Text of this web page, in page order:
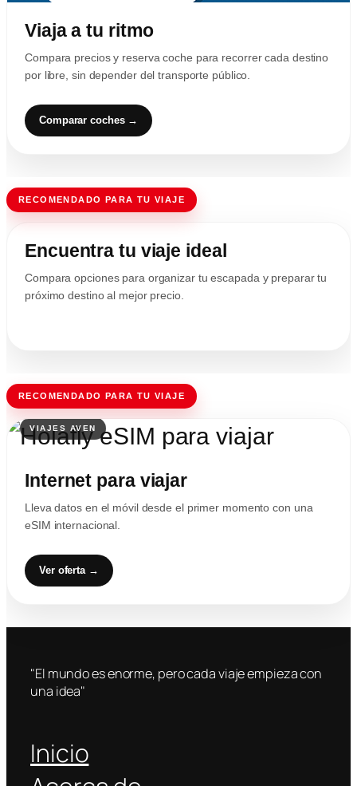
Viaja a tu ritmo
Compara precios y reserva coche para recorrer cada destino
por libre, sin depender del transporte público.
Comparar coches →
RECOMENDADO PARA TU VIAJE
Encuentra tu viaje ideal
Compara opciones para organizar tu escapada y preparar tu
próximo destino al mejor precio.
RECOMENDADO PARA TU VIAJE
Internet para viajar
Lleva datos en el móvil desde el primer momento con una
eSIM internacional.
Ver oferta →
"El mundo es enorme, pero cada viaje empieza con
una idea"
Inicio